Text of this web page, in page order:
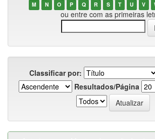
M
N O P Q R S T U V
ou entre com as primeiras
Classificar por:
Resultados/Página